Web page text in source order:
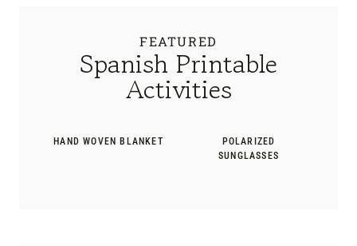
FEATURED
Spanish Printable
Activities
HAND WOVEN BLANKET
POLARIZED
SUNGLASSES